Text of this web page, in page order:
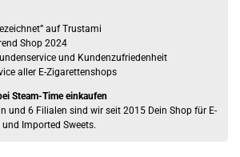
auf Trustami
Shop 2024
und Kundenzufriedenheit
aller E-Zigarettenshops
Steam-Time einkaufen
und 6 Filialen sind wir seit 2015 Dein Shop für E-
Imported Sweets.